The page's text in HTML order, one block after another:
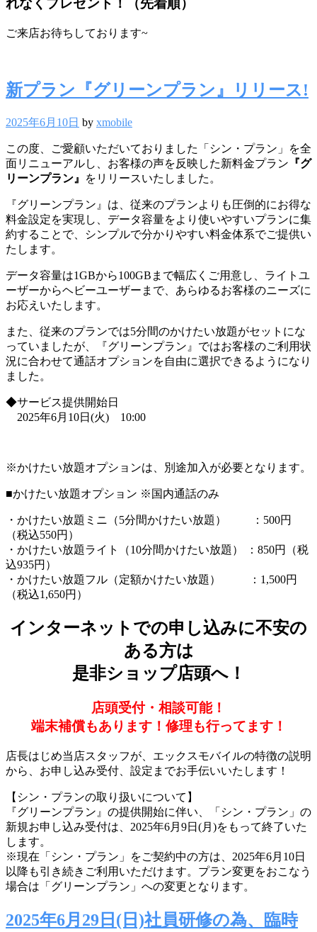
れなくプレゼント！（先着順）
ご来店お待ちしております~
新プラン『グリーンプラン』リリース!
2025年6月10日 by xmobile
この度、ご愛顧いただいておりました「シン・プラン」を全
面リニューアルし、お客様の声を反映した新料金プラン 『グ
リーンプラン』
をリリースいたしました。
『グリーンプラン』は、従来のプランよりも圧倒的にお得な
料金設定を実現し、データ容量をより使いやすいプランに集
約することで、シンプルで分かりやすい料金体系でご提供い
たします。
データ容量は1GBから100GBまで幅広くご用意し、ライトユ
ーザーからヘビーユーザーまで、あらゆるお客様のニーズに
お応えいたします。
また、従来のプランでは5分間のかけたい放題がセットにな
っていましたが、『グリーンプラン』ではお客様のご利用状
況に合わせて通話オプションを自由に選択できるようになり
ました。
◆サービス提供開始日
2025年6月10日(火) 10:00
※かけたい放題オプションは、別途加入が必要となります。
■かけたい放題オプション ※国内通話のみ
・かけたい放題ミニ（5分間かけたい放題） ：500円
（税込550円）
・かけたい放題ライト（10分間かけたい放題） ：850円（税
込935円）
・かけたい放題フル（定額かけたい放題） ：1,500円
（税込1,650円）
インターネットでの申し込みに不安の
ある方は
是非ショップ店頭へ！
店頭受付・相談可能！
端末補償もあります！修理も行ってます！
店長はじめ当店スタッフが、エックスモバイルの特徴の説明
から、お申し込み受付、設定までお手伝いいたします！
【シン・プランの取り扱いについて】
『グリーンプラン』の提供開始に伴い、「シン・プラン」の
新規お申し込み受付は、2025年6月9日(月)をもって終了いた
します。
※現在「シン・プラン」をご契約中の方は、2025年6月10日
以降も引き続きご利用いただけます。プラン変更をおこなう
場合は「グリーンプラン」への変更となります。
2025年6月29日(日)社員研修の為、臨時